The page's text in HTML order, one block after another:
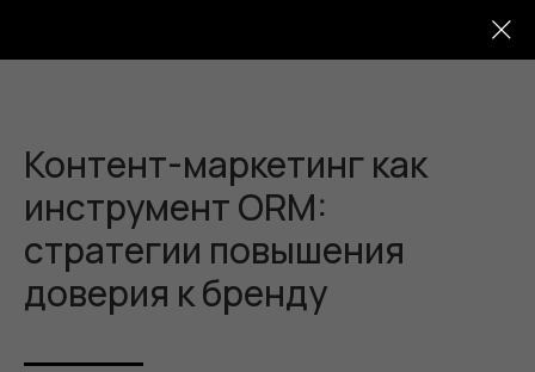
Контент-маркетинг как
инструмент ORM:
стратегии повышения
доверия к бренду